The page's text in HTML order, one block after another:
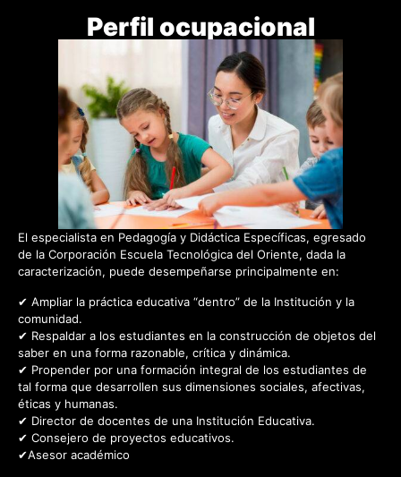
Perfil ocupacional
El especialista en Pedagogía y Didáctica Específicas, egresado
de la Corporación Escuela Tecnológica del Oriente, dada la
caracterización, puede desempeñarse principalmente en:
✔ Ampliar la práctica educativa “dentro” de la Institución y la
comunidad.
✔ Respaldar a los estudiantes en la construcción de objetos del
saber en una forma razonable, crítica y dinámica.
✔ Propender por una formación integral de los estudiantes de
tal forma que desarrollen sus dimensiones sociales, afectivas,
éticas y humanas.
✔ Director de docentes de una Institución Educativa.
✔ Consejero de proyectos educativos.
✔Asesor académico